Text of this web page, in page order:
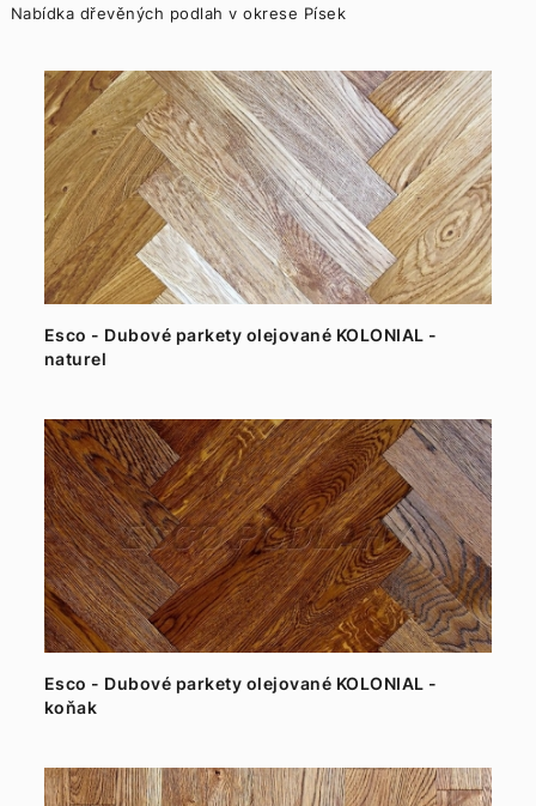
Schönox.
Nabídka dřevěných podlah v okrese Písek
Esco - Dubové parkety olejované KOLONIAL -
naturel
Esco - Dubové parkety olejované KOLONIAL -
koňak